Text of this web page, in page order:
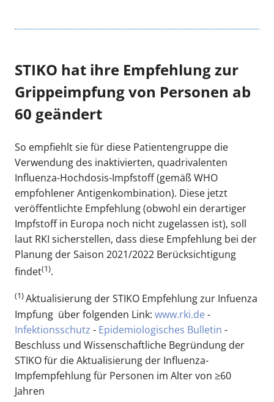
STIKO hat ihre Empfehlung zur
Grippeimpfung von Personen ab
60 geändert
So empfiehlt sie für diese Patientengruppe die
Verwendung des inaktivierten, quadrivalenten
Influenza-Hochdosis-Impfstoff (gemäß WHO
empfohlener Antigenkombination). Diese jetzt
veröffentlichte Empfehlung (obwohl ein derartiger
Impfstoff in Europa noch nicht zugelassen ist), soll
laut RKI sicherstellen, dass diese Empfehlung bei der
Planung der Saison 2021/2022 Berücksichtigung
findet(1).
(1)Aktualisierung der STIKO Empfehlung zur Infuenza
Impfung über folgenden Link: www.rki.de-
Infektionsschutz - Epidemiologisches Bulletin -
Beschluss und Wissenschaftliche Begründung der
STIKO für die Aktualisierung der Influenza-
Impfempfehlung für Personen im Alter von ≥60
Jahren